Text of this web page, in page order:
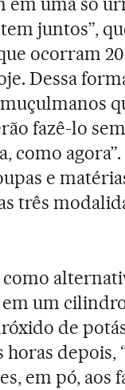
juntos”,
ocorram
Dessa
fazê-lo
como
e
três
um
de
depois,
em pó, aos